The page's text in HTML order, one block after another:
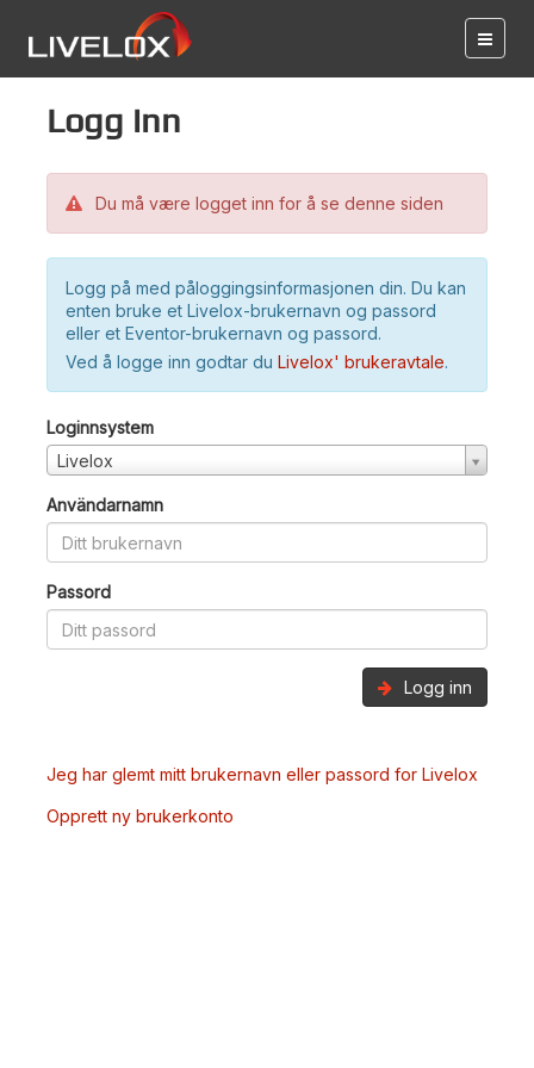
Logg inn
Du må være logget inn for å se denne siden
Logg på med påloggingsinformasjonen din. Du kan
enten bruke et Livelox-brukernavn og passord
eller et Eventor-brukernavn og passord.
Ved å logge inn godtar du Livelox' brukeravtale.
Loginnsystem
Livelox
Användarnamn
Passord
Logg inn
Jeg har glemt mitt brukernavn eller passord for Livelox
Opprett ny brukerkonto